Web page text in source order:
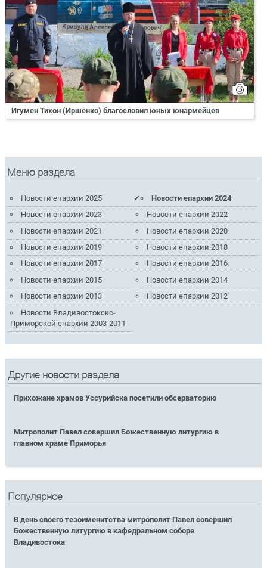
Игумен Тихон (Иршенко) благословил юных юнармейцев
Меню раздела
Новости епархии 2025
Новости епархии 2024
Новости епархии 2023
Новости епархии 2022
Новости епархии 2021
Новости епархии 2020
Новости епархии 2019
Новости епархии 2018
Новости епархии 2017
Новости епархии 2016
Новости епархии 2015
Новости епархии 2014
Новости епархии 2013
Новости епархии 2012
Новости Владивостокско-
Приморской епархии 2003-2011
Другие новости раздела
Прихожане храмов Уссурийска посетили обсерваторию
Митрополит Павел совершил Божественную литургию в
главном храме Приморья
Популярное
В день своего тезоименитства митрополит Павел совершил
Божественную литургию в кафедральном соборе
Владивостока